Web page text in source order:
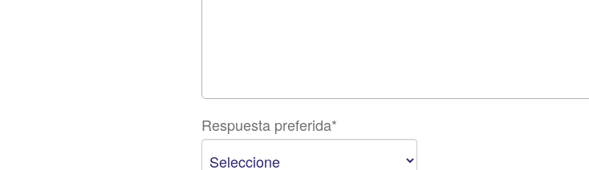
Respuesta preferida*